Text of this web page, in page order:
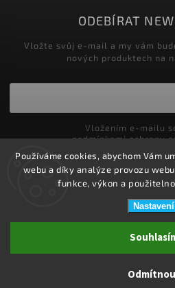
Používáme cookies, abychom Vám
webu a díky analýze provozu
funkce, výkon a
Nastavení
ODEBÍRAT
Vložte svůj e-mail a my vám
nových produktech na
podmínkami ochrany
Přihlásit
ZDRAVOTNÍ
Upravit nastavení